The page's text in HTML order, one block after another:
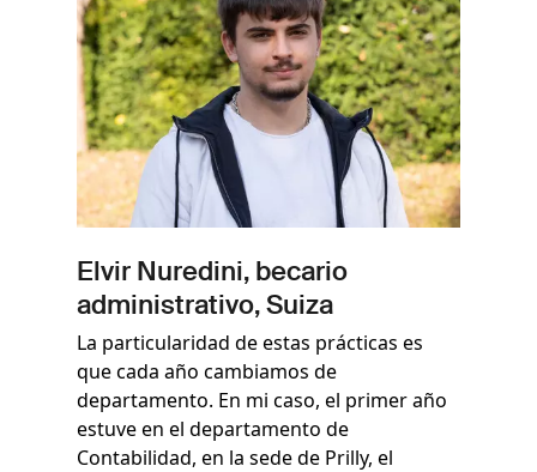
Elvir Nuredini, becario
administrativo, Suiza
La particularidad de estas prácticas es
que cada año cambiamos de
departamento. En mi caso, el primer año
estuve en el departamento de
Contabilidad, en la sede de Prilly, el